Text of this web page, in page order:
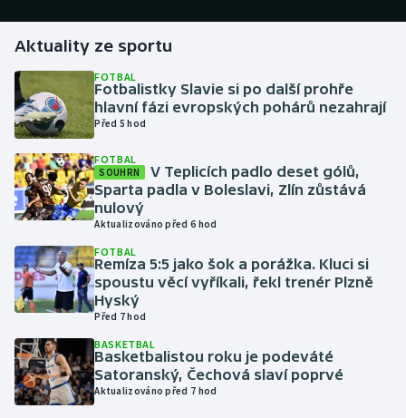
Golf
Gymnastika
Házená
Jezdectví
Judo
Krasobruslení
Lezení
Lyže a snowboard
Moderní pětiboj
Aktuality ze sportu
FOTBAL
Fotbalistky Slavie si po další prohře
hlavní fázi evropských pohárů nezahrají
Před 5 hod
FOTBAL
SOUHRN
V Teplicích padlo deset gólů,
Sparta padla v Boleslavi, Zlín zůstává
nulový
Aktualizováno před 6 hod
FOTBAL
Remíza 5:5 jako šok a porážka. Kluci si
spoustu věcí vyříkali, řekl trenér Plzně
Hyský
Před 7 hod
BASKETBAL
Basketbalistou roku je podeváté
Satoranský, Čechová slaví poprvé
Aktualizováno před 7 hod